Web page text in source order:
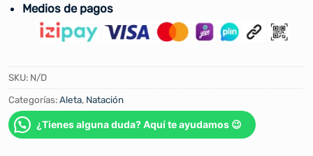
Medios de pagos
SKU: N/D
Categorías:Aleta, Natación
¿Tienes alguna duda? Aquí te ayudamos 😉